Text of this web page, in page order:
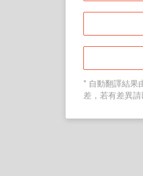
* 自動翻譯結果
差，若有差異請